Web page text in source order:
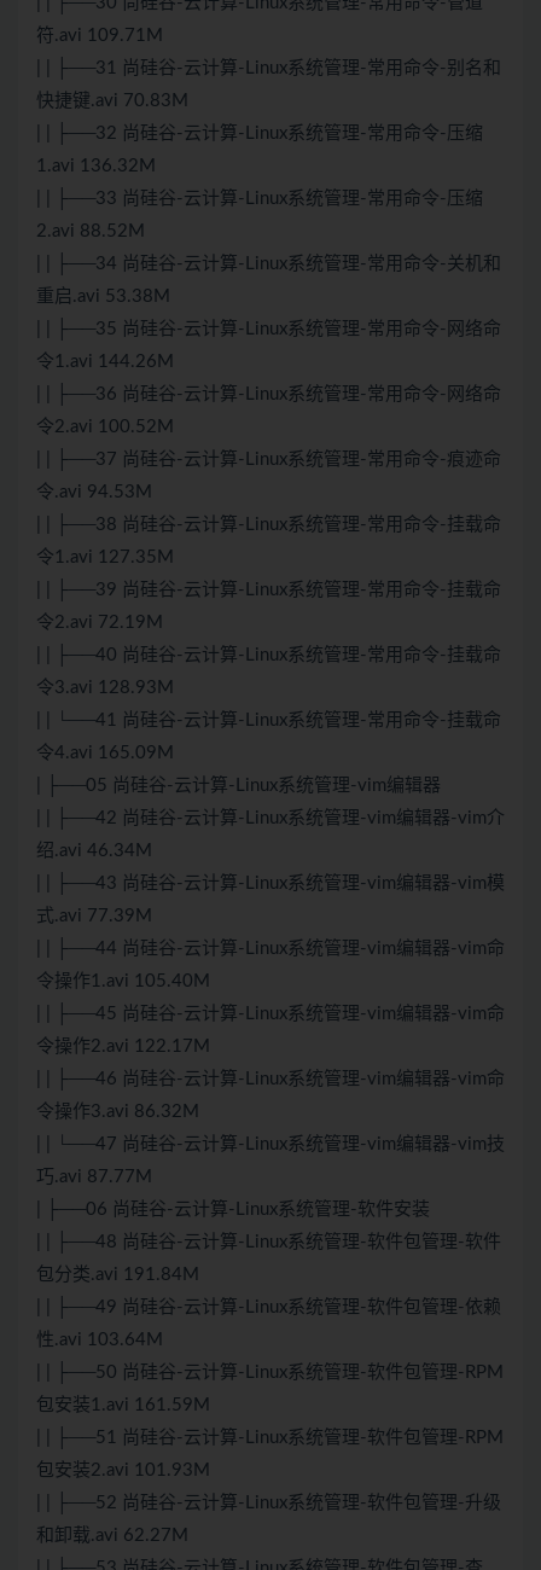
符.avi 109.71M
| | ├──31 尚硅谷-云计算-Linux系统管理-常用命令-别名和
快捷键.avi 70.83M
| | ├──32 尚硅谷-云计算-Linux系统管理-常用命令-压缩
1.avi 136.32M
| | ├──33 尚硅谷-云计算-Linux系统管理-常用命令-压缩
2.avi 88.52M
| | ├──34 尚硅谷-云计算-Linux系统管理-常用命令-关机和
重启.avi 53.38M
| | ├──35 尚硅谷-云计算-Linux系统管理-常用命令-网络命
令1.avi 144.26M
| | ├──36 尚硅谷-云计算-Linux系统管理-常用命令-网络命
令2.avi 100.52M
| | ├──37 尚硅谷-云计算-Linux系统管理-常用命令-痕迹命
令.avi 94.53M
| | ├──38 尚硅谷-云计算-Linux系统管理-常用命令-挂载命
令1.avi 127.35M
| | ├──39 尚硅谷-云计算-Linux系统管理-常用命令-挂载命
令2.avi 72.19M
| | ├──40 尚硅谷-云计算-Linux系统管理-常用命令-挂载命
令3.avi 128.93M
| | └──41 尚硅谷-云计算-Linux系统管理-常用命令-挂载命
令4.avi 165.09M
| ├──05 尚硅谷-云计算-Linux系统管理-vim编辑器
| | ├──42 尚硅谷-云计算-Linux系统管理-vim编辑器-vim介
绍.avi 46.34M
| | ├──43 尚硅谷-云计算-Linux系统管理-vim编辑器-vim模
式.avi 77.39M
| | ├──44 尚硅谷-云计算-Linux系统管理-vim编辑器-vim命
令操作1.avi 105.40M
| | ├──45 尚硅谷-云计算-Linux系统管理-vim编辑器-vim命
令操作2.avi 122.17M
| | ├──46 尚硅谷-云计算-Linux系统管理-vim编辑器-vim命
令操作3.avi 86.32M
| | └──47 尚硅谷-云计算-Linux系统管理-vim编辑器-vim技
巧.avi 87.77M
| ├──06 尚硅谷-云计算-Linux系统管理-软件安装
| | ├──48 尚硅谷-云计算-Linux系统管理-软件包管理-软件
包分类.avi 191.84M
| | ├──49 尚硅谷-云计算-Linux系统管理-软件包管理-依赖
性.avi 103.64M
| | ├──50 尚硅谷-云计算-Linux系统管理-软件包管理-RPM
包安装1.avi 161.59M
| | ├──51 尚硅谷-云计算-Linux系统管理-软件包管理-RPM
包安装2.avi 101.93M
| | ├──52 尚硅谷-云计算-Linux系统管理-软件包管理-升级
和卸载.avi 62.27M